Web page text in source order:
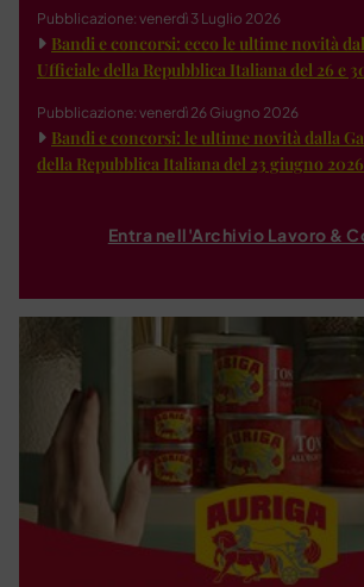
Pubblicazione: venerdì 3 Luglio 2026
Bandi e concorsi: ecco le ultime novità
Ufficiale della Repubblica Italiana del 26 e
Pubblicazione: venerdì 26 Giugno 2026
Bandi e concorsi: le ultime novità dalla
della Repubblica Italiana del 23 giugno 2026
Entra nell'Archivio Lavoro &